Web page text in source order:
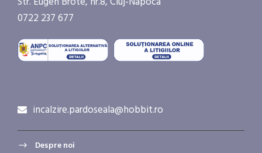
0722 237 677
incalzire.pardoseala@hobbit.ro
Despre noi